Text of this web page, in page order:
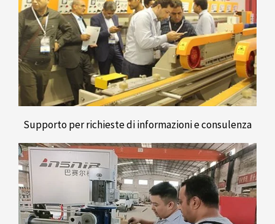
Supporto per richieste di informazioni e consulenza